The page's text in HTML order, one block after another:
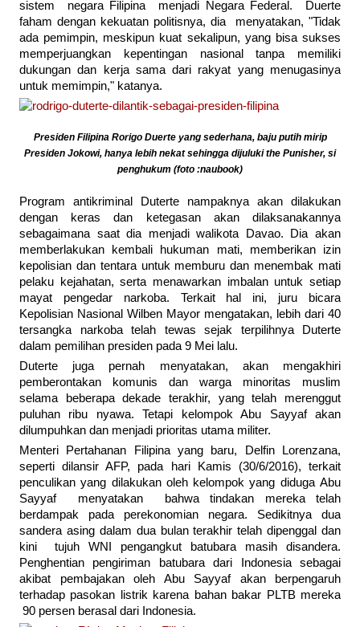
sistem negara Filipina menjadi Negara Federal. Duerte
faham dengan kekuatan politisnya, dia menyatakan, "Tidak
ada pemimpin, meskipun kuat sekalipun, yang bisa sukses
memperjuangkan kepentingan nasional tanpa memiliki
dukungan dan kerja sama dari rakyat yang menugasinya
untuk memimpin," katanya.
Presiden Filipina Rorigo Duerte yang sederhana, baju putih mirip
Presiden Jokowi, hanya lebih nekat sehingga dijuluki the Punisher, si
penghukum (foto :naubook)
Program antikriminal Duterte nampaknya akan dilakukan
dengan keras dan ketegasan akan dilaksanakannya
sebagaimana saat dia menjadi walikota Davao. Dia akan
memberlakukan kembali hukuman mati, memberikan izin
kepolisian dan tentara untuk memburu dan menembak mati
pelaku kejahatan, serta menawarkan imbalan untuk setiap
mayat pengedar narkoba. Terkait hal ini, juru bicara
Kepolisian Nasional Wilben Mayor mengatakan, lebih dari 40
tersangka narkoba telah tewas sejak terpilihnya Duterte
dalam pemilihan presiden pada 9 Mei lalu.
Duterte juga pernah menyatakan, akan mengakhiri
pemberontakan komunis dan warga minoritas muslim
selama beberapa dekade terakhir, yang telah merenggut
puluhan ribu nyawa. Tetapi kelompok Abu Sayyaf akan
dilumpuhkan dan menjadi prioritas utama militer.
Menteri Pertahanan Filipina yang baru, Delfin Lorenzana,
seperti dilansir AFP, pada hari Kamis (30/6/2016), terkait
penculikan yang dilakukan oleh kelompok yang diduga Abu
Sayyaf menyatakan bahwa tindakan mereka telah
berdampak pada perekonomian negara. Sedikitnya dua
sandera asing dalam dua bulan terakhir telah dipenggal dan
kini tujuh WNI pengangkut batubara masih disandera.
Penghentian pengiriman batubara dari Indonesia sebagai
akibat pembajakan oleh Abu Sayyaf akan berpengaruh
terhadap pasokan listrik karena bahan bakar PLTB mereka
90 persen berasal dari Indonesia.